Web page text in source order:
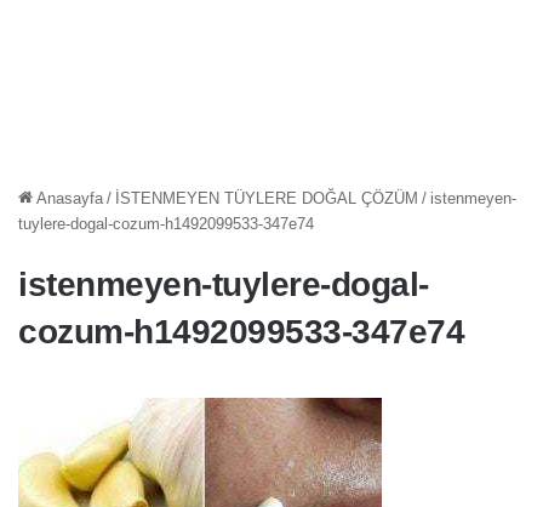
Anasayfa / İSTENMEYEN TÜYLERE DOĞAL ÇÖZÜM / istenmeyen-
tuylere-dogal-cozum-h1492099533-347e74
istenmeyen-tuylere-dogal-
cozum-h1492099533-347e74